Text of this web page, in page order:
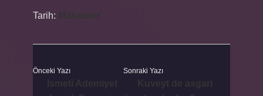
Tarih:
Önceki Yazı Sonraki Yazı